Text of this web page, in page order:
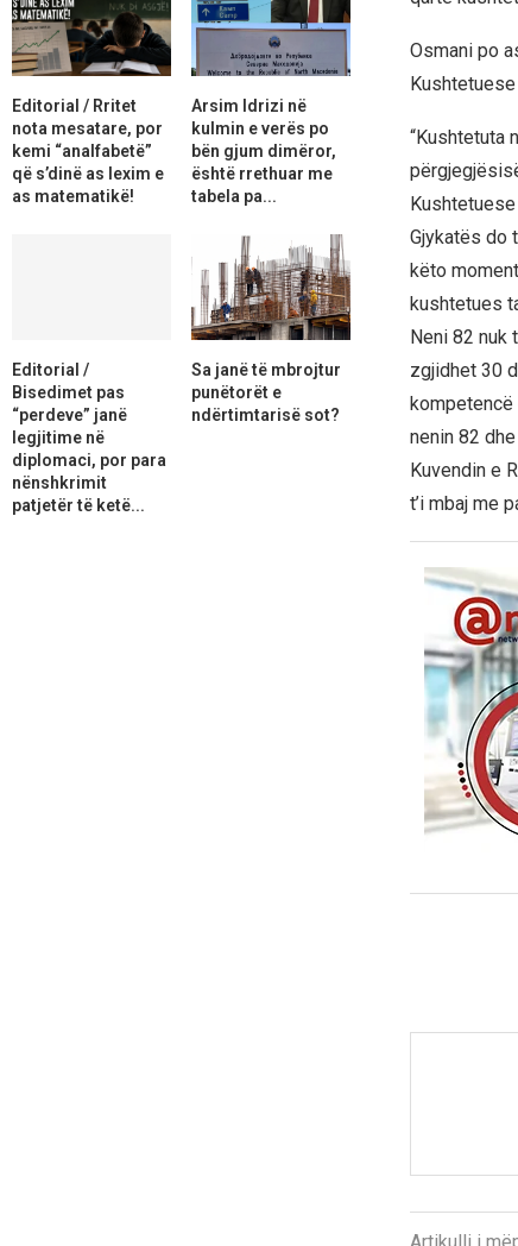
Osmani po
“Kushtetuta
Gjykatës do
këto
kushtetues
Neni 82
zgjidhet 30
nenin 82
Kuvendin e
t’i mbaj me
Editorial / Rritet
nota mesatare, por
kemi “analfabetë”
që s’dinë as lexim e
as matematikë!
Arsim Idrizi në
kulmin e verës po
bën gjum dimëror,
është rrethuar me
tabela pa...
Editorial /
Bisedimet pas
“perdeve” janë
legjitime në
diplomaci, por para
nënshkrimit
patjetër të ketë...
Sa janë të mbrojtur
punëtorët e
ndërtimtarisë sot?